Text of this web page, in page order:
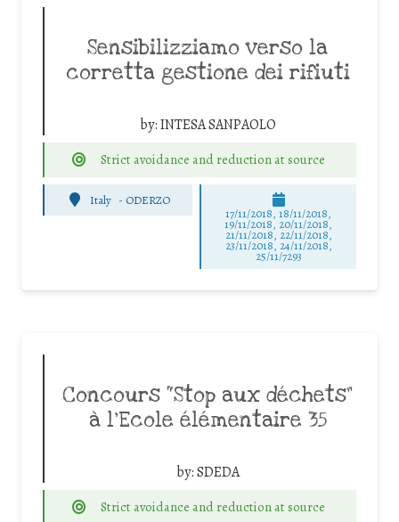
Sensibilizziamo verso la
corretta gestione dei rifiuti
by:INTESA SANPAOLO
Strict avoidance and reduction at source
Italy - ODERZO
17/11/2018, 18/11/2018,
19/11/2018, 20/11/2018,
21/11/2018, 22/11/2018,
23/11/2018, 24/11/2018,
25/11/7293
Concours “Stop aux déchets”
à l’Ecole élémentaire 35
by:SDEDA
Strict avoidance and reduction at source